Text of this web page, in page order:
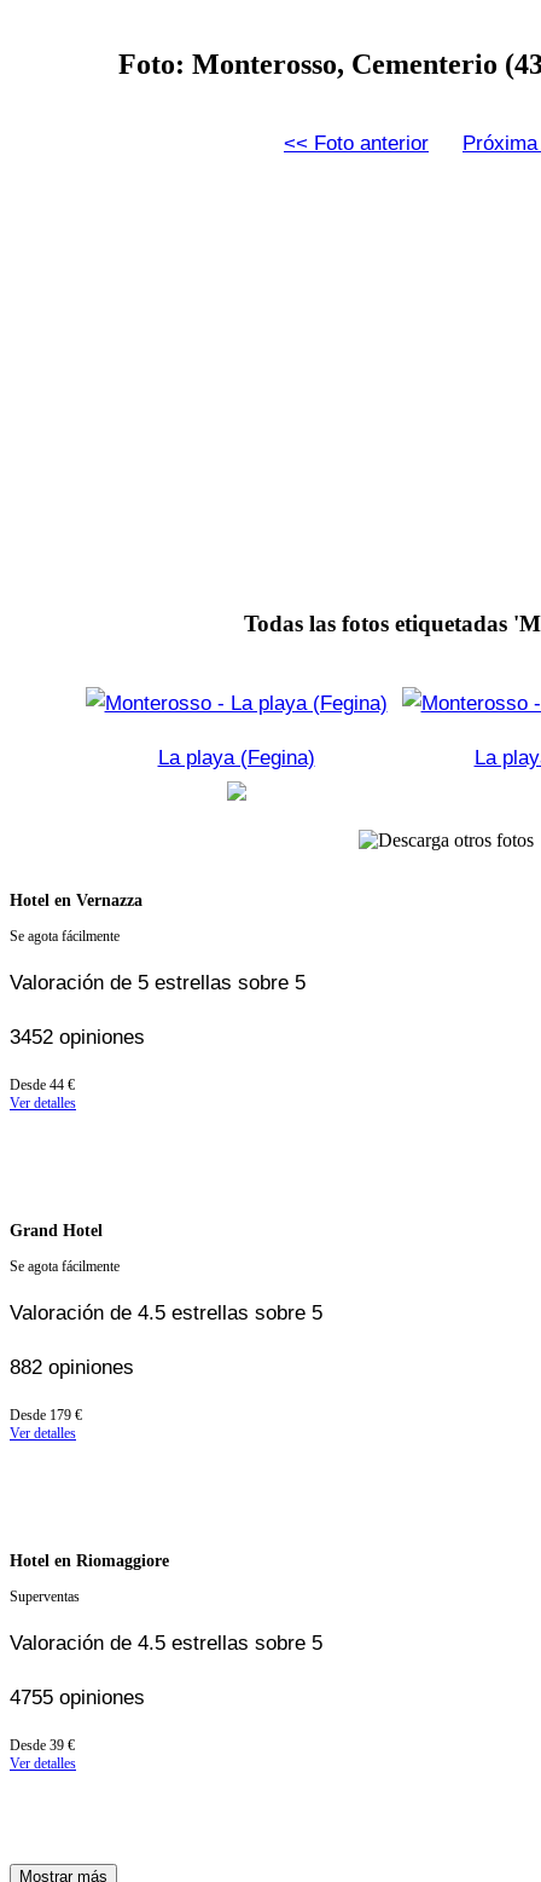
Foto: Monterosso, Cementerio
<< Foto anterior
Todas las fotos etiquetadas
La playa (Fegina) La
Hotel en Vernazza
Se agota fácilmente
Valoración de 5 estrellas sobre 5
3452 opiniones
A
partir
Desde 44 €
Ver detalles
Grand Hotel
Se agota fácilmente
Valoración de 4.5 estrellas sobre 5
882 opiniones
A
partir
Desde 179 €
Ver detalles
Hotel en Riomaggiore
Superventas
Valoración de 4.5 estrellas sobre 5
4755 opiniones
A
partir
Desde 39 €
Ver detalles
Mostrar más